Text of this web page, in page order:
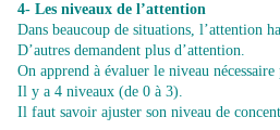
4- Les niveaux de l’attention
Dans beaucoup de situations, l’attention
D’autres demandent plus d’attention.
On apprend à évaluer le niveau
Il y a 4 niveaux (de 0 à 3).
Il faut savoir ajuster son niveau de